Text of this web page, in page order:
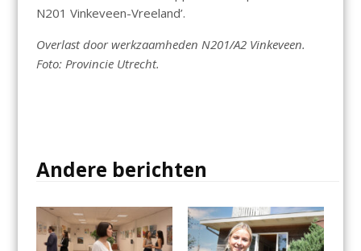
N201 Vinkeveen-Vreeland’.
Overlast door werkzaamheden N201/A2 Vinkeveen.
Foto: Provincie Utrecht.
Andere berichten